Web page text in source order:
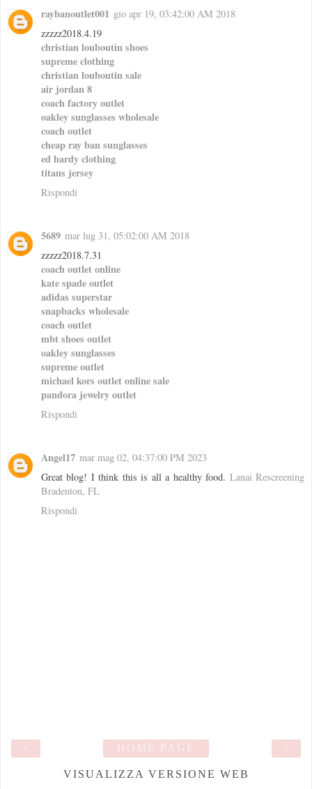
raybanoutlet001 gio apr 19, 03:42:00 AM 2018
zzzzz2018.4.19
christian louboutin shoes
supreme clothing
christian louboutin sale
air jordan 8
coach factory outlet
oakley sunglasses wholesale
coach outlet
cheap ray ban sunglasses
ed hardy clothing
titans jersey
Rispondi
5689 mar lug 31, 05:02:00 AM 2018
zzzzz2018.7.31
coach outlet online
kate spade outlet
adidas superstar
snapbacks wholesale
coach outlet
mbt shoes outlet
oakley sunglasses
supreme outlet
michael kors outlet online sale
pandora jewelry outlet
Rispondi
Angel17 mar mag 02, 04:37:00 PM 2023
Great blog! I think this is all a healthy food. Lanai Rescreening
Bradenton, FL
Rispondi
›
HOME PAGE
VISUALIZZA VERSIONE WEB